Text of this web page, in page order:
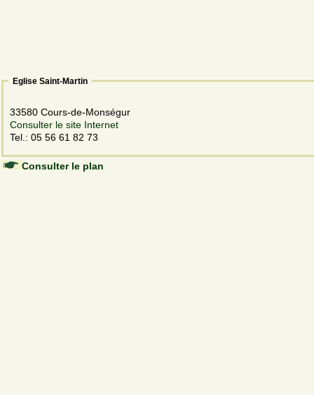
Eglise Saint-Martin
33580 Cours-de-Monségur
Consulter le site Internet
Tel.: 05 56 61 82 73
Consulter le plan